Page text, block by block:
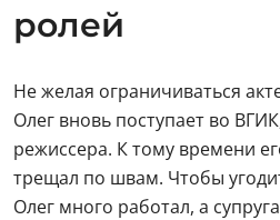
ролей
Не желая ограничиваться
Олег вновь поступает во
режиссера. К тому времени
трещал по швам. Чтобы
Олег много работал, а